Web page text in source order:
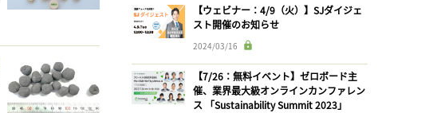
【ウェビナー：4/9（火）】SJダイジェ
スト開催のお知らせ
2024/03/16
【7/26：無料イベント】ゼロボード主
催、業界最大級オンラインカンファレン
ス 「Sustainability Summit 2023」